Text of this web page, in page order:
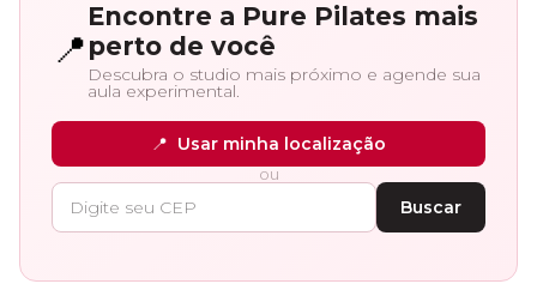
📍
Encontre a Pure Pilates mais
perto de você
Descubra o studio mais próximo e agende sua
aula experimental.
📍 Usar minha localização
ou
Buscar